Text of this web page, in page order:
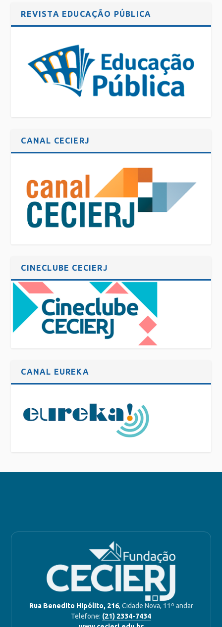
REVISTA EDUCAÇÃO PÚBLICA
CANAL CECIERJ
CINECLUBE CECIERJ
CANAL EUREKA
Rua Benedito Hipólito, 216, Cidade Nova, 11º andar
Telefone: (21) 2334-7434